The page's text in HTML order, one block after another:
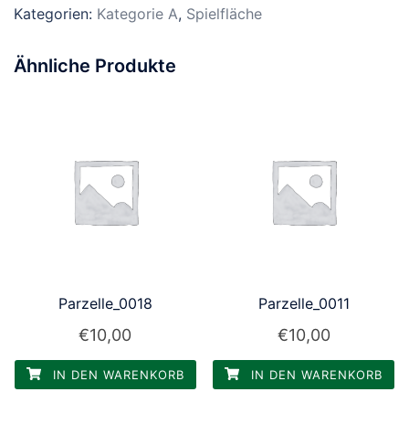
Kategorien: Kategorie A, Spielfläche
Ähnliche Produkte
Parzelle_0018
€10,00
IN DEN WARENKORB
Parzelle_0011
€10,00
IN DEN WARENKORB